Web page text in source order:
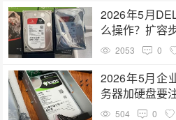
硬盘价格(216)
硬盘选购指南(203)
硬盘容量(199)
硬盘代理(195)
H200(192)
英伟达(191)
sata
企业级SSD(190)
2026年5月
么操作？扩容
2053 0
2026年5月企
务器加硬盘要
504 0